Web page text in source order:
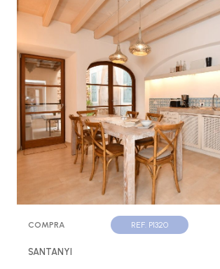
COMPRA REF. P1320
SANTANYI